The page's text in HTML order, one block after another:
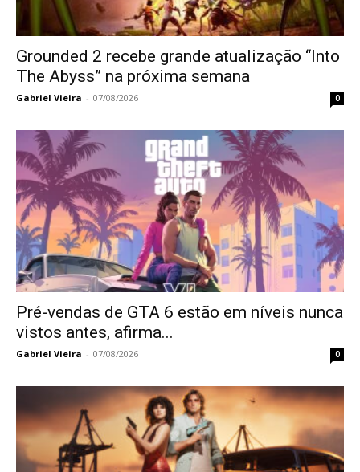
Grounded 2 recebe grande atualização “Into
The Abyss” na próxima semana
Gabriel Vieira - 07/08/2026 0
Pré-vendas de GTA 6 estão em níveis nunca
vistos antes, afirma...
Gabriel Vieira - 07/08/2026 0